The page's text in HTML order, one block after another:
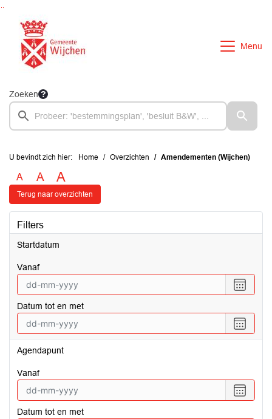
Ga naar de inhoud van deze pagina
Ga naar het zoeken
Ga naar het menu
Menu
Zoeken
U bevindt zich hier: Home Overzichten Amendementen (Wijchen)
A A A
Terug naar overzichten
Filters
Startdatum
vanaf
een
vanaf
Datum tot en met
een
met
Agendapunt
vanaf
een
Datum tot en met